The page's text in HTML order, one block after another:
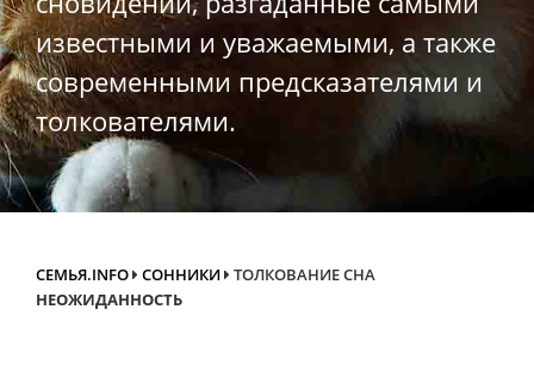
известными и уважаемыми, а также
современными предсказателями и
толкователями.
СЕМЬЯ.INFO СОННИКИ
ТОЛКОВАНИЕ СНА
НЕОЖИДАННОСТЬ